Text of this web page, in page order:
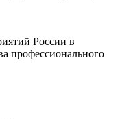
России в
профессионального